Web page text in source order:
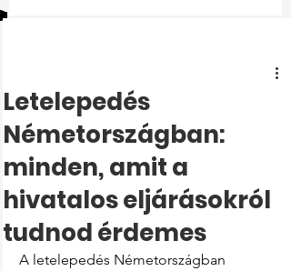
Letelepedés
Németországban:
minden, amit a
hivatalos eljárásokról
tudnod érdemes
A letelepedés Németországban